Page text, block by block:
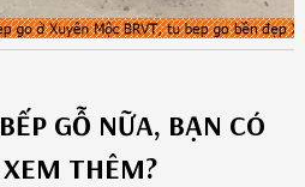
GỖ NỮA, BẠN CÓ
THÊM?